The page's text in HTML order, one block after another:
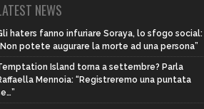
NEWS
haters fanno infuriare Soraya, lo sfogo social:
potete augurare la morte ad una persona”
Island torna a settembre? Parla
Mennoia: “Registreremo una puntata